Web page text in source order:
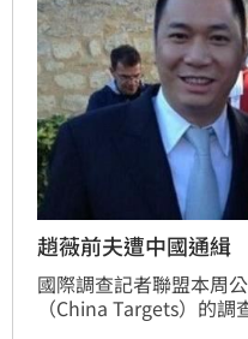
趙薇前夫遭中國通
國際調查記者聯盟本周
（China Targets）的